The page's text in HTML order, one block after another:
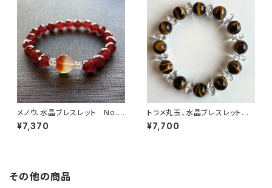
メノウ、水晶ブレスレット No.1
5413
¥7,370
トラメ丸玉、水晶ブレスレット
No.15470
¥7,700
その他の商品